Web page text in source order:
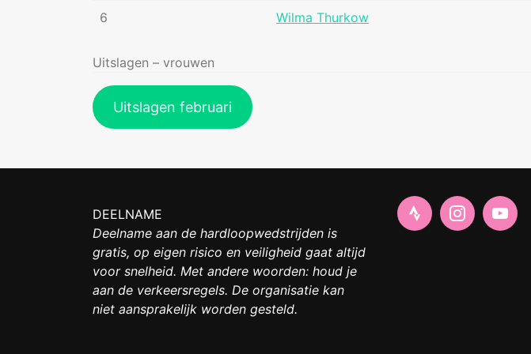
6 Wilma Thurkow
Uitslagen – vrouwen
Uitslagen februari
DEELNAME
Deelname aan de hardloopwedstrijden is
gratis, op eigen risico en veiligheid gaat altijd
voor snelheid. Met andere woorden: houd je
aan de verkeersregels. De organisatie kan
niet aansprakelijk worden gesteld.